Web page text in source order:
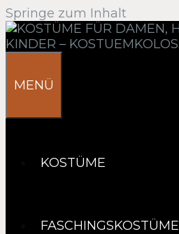
Springe zum Inhalt
MENÜ
KOSTÜME
FASCHINGSKOSTÜME